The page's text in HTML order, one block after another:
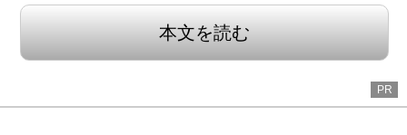
本文を読む
PR